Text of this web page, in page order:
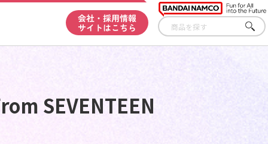
会社・採用情報
サイトはこちら
さが
す
SEVENTEEN